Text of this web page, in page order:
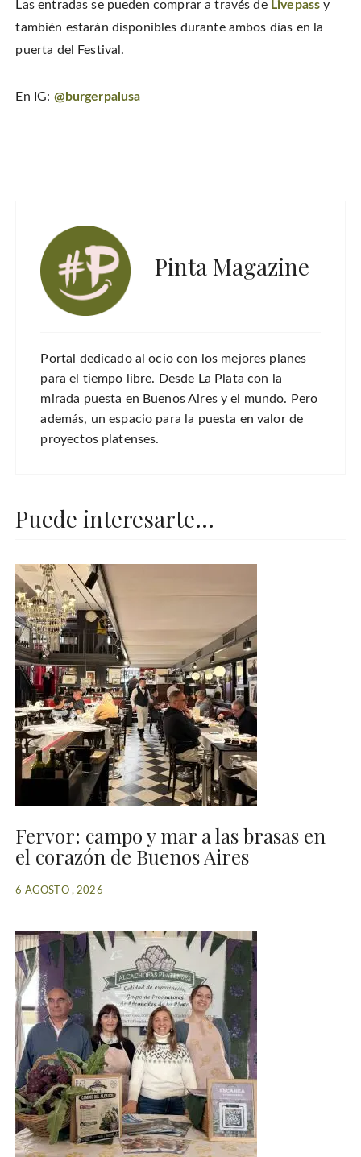
Las entradas se pueden comprar a través de Livepass y
también estarán disponibles durante ambos días en la
puerta del Festival.
En IG: @burgerpalusa
Pinta Magazine
Portal dedicado al ocio con los mejores planes
para el tiempo libre. Desde La Plata con la
mirada puesta en Buenos Aires y el mundo. Pero
además, un espacio para la puesta en valor de
proyectos platenses.
Puede interesarte...
Fervor: campo y mar a las brasas en
el corazón de Buenos Aires
6 AGOSTO , 2026